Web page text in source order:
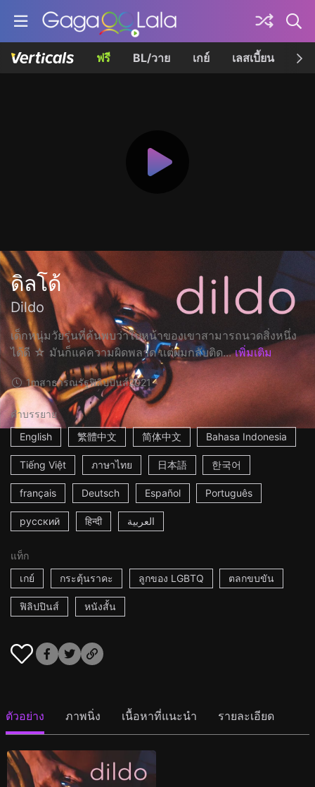
ฟรี BL/วาย เกย์ เลสเบี้ยน เค
ดิลโด้
Dildo
เด็กหนุ่มวัยรุ่นที่ค้นพบว่าใบหน้าของเขาสามารถนวดสิ่งหนึ่ง
ได้ดี ☆ มันก็แค่ความผิดพลาด แต่ผมกลับติด... เพิ่มเติม
1mสาธารณรัฐฟิลิปปินส์2021
คำบรรยาย
English
繁體中文 简体中文 Bahasa Indonesia
Tiếng Việt ภาษาไทย 日本語 한국어
français Deutsch Español Português
русский हिन्दी العربية
แท็ก
เกย์
กระตุ้นราคะ ลูกของ LGBTQ ตลกขบขัน
ฟิลิปปินส์ หนังสั้น
ตัวอย่าง ภาพนิ่ง เนื้อหาที่แนะนำ รายละเอียด